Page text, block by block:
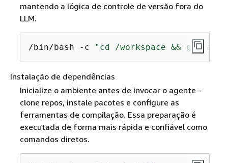
mantendo a lógica de controle de versão fora do
LLM.
/bin/bash -c "cd /workspace && git
Instalação de dependências
Inicialize o ambiente antes de invocar o agente -
clone repos, instale pacotes e configure as
ferramentas de compilação. Essa preparação é
executada de forma mais rápida e confiável como
comandos diretos.